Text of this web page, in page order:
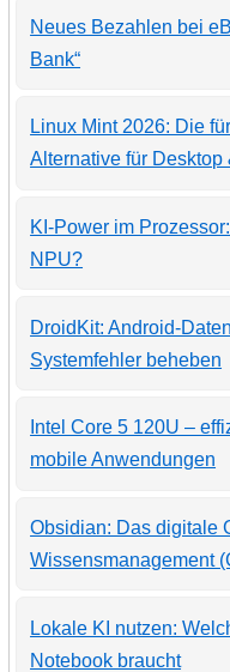
Neues Bezahlen bei
Bank“
Linux Mint 2026: Die
Alternative für Desktop
KI-Power im
NPU?
DroidKit: Android-
Systemfehler beheben
Intel Core 5 120U –
mobile Anwendungen
Obsidian: Das digitale
Wissensmanagement
Lokale KI nutzen:
Notebook braucht